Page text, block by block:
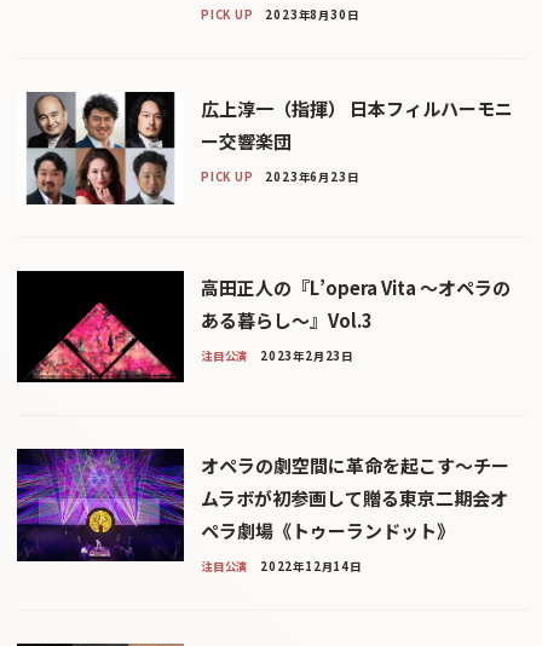
PICK UP 2023年8月30日
広上淳一（指揮） 日本フィルハーモニ
ー交響楽団
PICK UP 2023年6月23日
高田正人の『L’opera Vita 〜オペラの
ある暮らし〜』Vol.3
注目公演 2023年2月23日
オペラの劇空間に革命を起こす〜チー
ムラボが初参画して贈る東京二期会オ
ペラ劇場《トゥーランドット》
注目公演 2022年12月14日